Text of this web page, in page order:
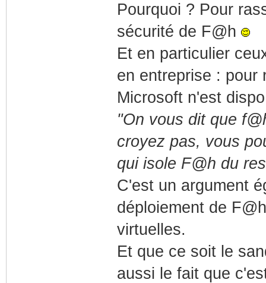
Pourquoi ? Pour
sécurité de F@h
Et en particulier
en entreprise : pour
Microsoft n'est
"On vous dit que
croyez pas, vous
qui isole F@h du
C'est un argument
déploiement de
virtuelles.
Et que ce soit le
aussi le fait que